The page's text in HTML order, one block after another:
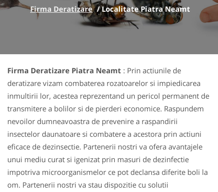
Firma Deratizare /Localitate Piatra Neamt
Firma Deratizare Piatra Neamt : Prin actiunile de
deratizare vizam combaterea rozatoarelor si impiedicarea
inmultirii lor, acestea reprezentand un pericol permanent de
transmitere a bolilor si de pierderi economice. Raspundem
nevoilor dumneavoastra de prevenire a raspandirii
insectelor daunatoare si combatere a acestora prin actiuni
eficace de dezinsectie. Partenerii nostri va ofera avantajele
unui mediu curat si igenizat prin masuri de dezinfectie
impotriva microorganismelor ce pot declansa diferite boli la
om. Partenerii nostri va stau dispozitie cu solutii